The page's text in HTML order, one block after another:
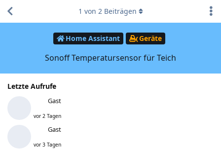
Home Assistant Geräte
Sonoff Temperatursensor für Teich
Letzte Aufrufe
Gast
vor 2 Tagen
Gast
vor 3 Tagen
1 von 2Beiträgen